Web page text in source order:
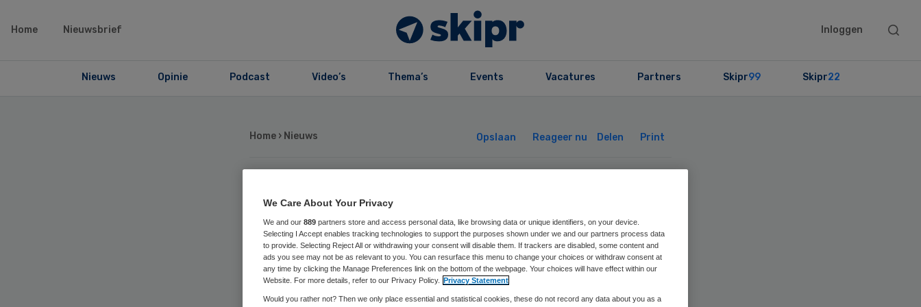
Home Nieuwsbrief Inloggen
Search
Nieuws Opinie Podcast Video’s Thema’s Events Vacatures Partners Skipr99 Skipr22
Home › Nieuws Opslaan Reageer nu Delen Print
Máxima MC toetst e-
health in de praktijk
We Care About Your Privacy
We and our 889 partners store and access personal data, like browsing data or unique identifiers, on your device.
Selecting I Accept enables tracking technologies to support the purposes shown under we and our partners process data
to provide. Selecting Reject All or withdrawing your consent will disable them. If trackers are disabled, some content and
ads you see may not be as relevant to you. You can resurface this menu to change your choices or withdraw consent at
any time by clicking the Manage Preferences link on the bottom of the webpage. Your choices will have effect within our
Website. For more details, refer to our Privacy Policy. Privacy Statement
Would you rather not? Then we only place essential and statistical cookies, these do not record any data about you as a